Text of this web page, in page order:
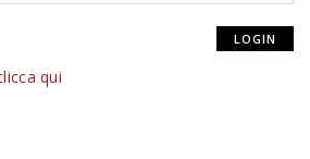
qui